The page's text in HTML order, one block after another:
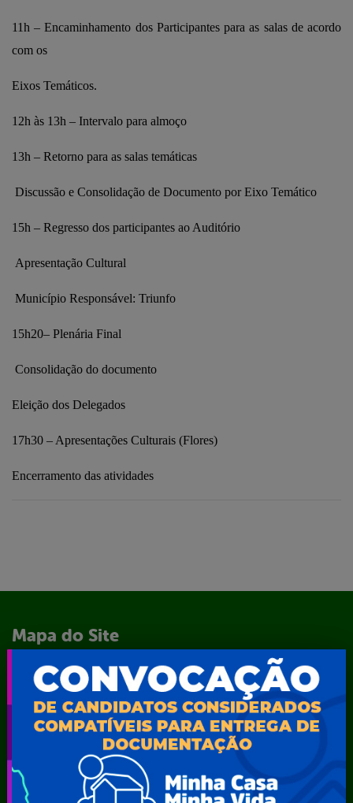
11h – Encaminhamento dos Participantes para as salas de acordo
com os
Eixos Temáticos.
12h às 13h – Intervalo para almoço
13h – Retorno para as salas temáticas
Discussão e Consolidação de Documento por Eixo Temático
15h – Regresso dos participantes ao Auditório
Apresentação Cultural
Município Responsável: Triunfo
15h20– Plenária Final
Consolidação do documento
Eleição dos Delegados
17h30 – Apresentações Culturais (Flores)
Encerramento das atividades
Mapa do Site
A Prefeita
Acesso ao Portal do Contribuinte
Agendamento CastroMóvel
Área do Servidor
Cadastro Cultural
Dados abertos
Feriados e Pontos Facultativos